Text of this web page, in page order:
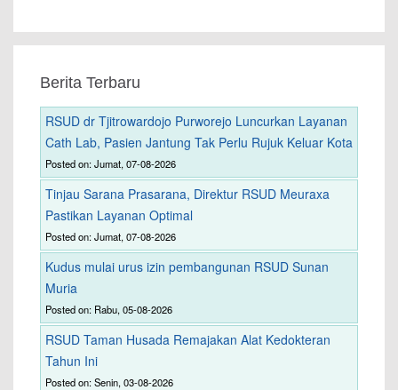
Berita Terbaru
RSUD dr Tjitrowardojo Purworejo Luncurkan Layanan
Cath Lab, Pasien Jantung Tak Perlu Rujuk Keluar Kota
Posted on: Jumat, 07-08-2026
Tinjau Sarana Prasarana, Direktur RSUD Meuraxa
Pastikan Layanan Optimal
Posted on: Jumat, 07-08-2026
Kudus mulai urus izin pembangunan RSUD Sunan
Muria
Posted on: Rabu, 05-08-2026
RSUD Taman Husada Remajakan Alat Kedokteran
Tahun Ini
Posted on: Senin, 03-08-2026